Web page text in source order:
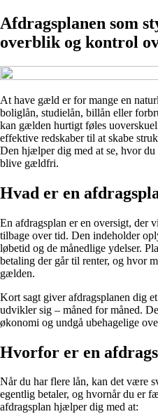
Afdragsplanen som
overblik og kontrol
At have gæld er for mange en
boliglån, studielån, billån eller
kan gælden hurtigt føles
effektive redskaber til at skabe
Den hjælper dig med at se, hvor
blive gældfri.
Hvad er en
En afdragsplan er en oversigt, der
tilbage over tid. Den indeholder
løbetid og de månedlige ydelser.
betaling der går til renter, og hvor
gælden.
Kort sagt giver afdragsplanen dig
udvikler sig – måned for måned.
økonomi og undgå ubehagelige
Hvorfor er en
Når du har flere lån, kan det være
egentlig betaler, og hvornår du er
afdragsplan hjælper dig med at: